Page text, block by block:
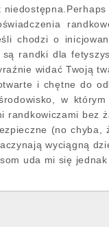
chodzi o
randki dla
widać Twoją
i chętne do
w
randkowiczami bez
(no chyba,
wyciągną
uda mi się